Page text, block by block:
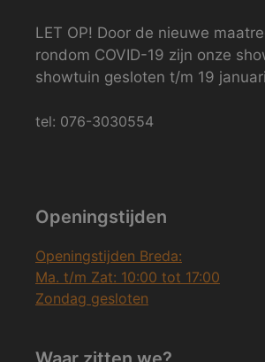
LET OP! Door de nieuwe
rondom COVID-19 zijn onze
showtuin gesloten t/m 19
tel: 076-3030554
Openingstijden
Openingstijden Breda:
Ma. t/m Zat: 10:00 tot 17:00
Zondag gesloten